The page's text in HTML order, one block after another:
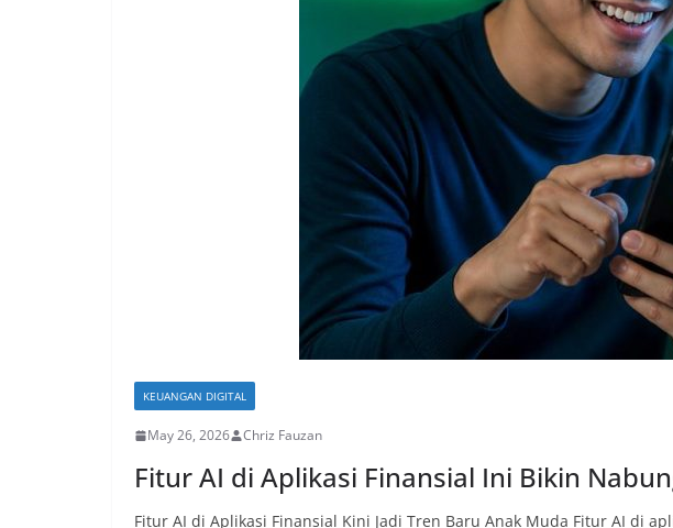
KEUANGAN DIGITAL
May 26, 2026 Chriz Fauzan
Fitur AI di Aplikasi Finansial Ini Bikin
Fitur AI di Aplikasi Finansial Kini Jadi Tren Baru Anak Muda Fitur AI di